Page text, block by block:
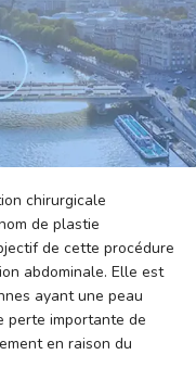
chirurgicale
de plastie
de cette procédure
abdominale. Elle est
ayant une peau
perte importante de
en raison du